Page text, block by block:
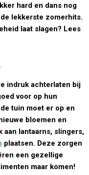
hard en dans nog
lekkerste zomerhits.
laat slagen? Lees
indruk achterlaten bij
voor op hun
tuin moet er op en
bloemen en
aan lantaarns, slingers,
plaatsen. Deze zorgen
een gezellige
maar komen!